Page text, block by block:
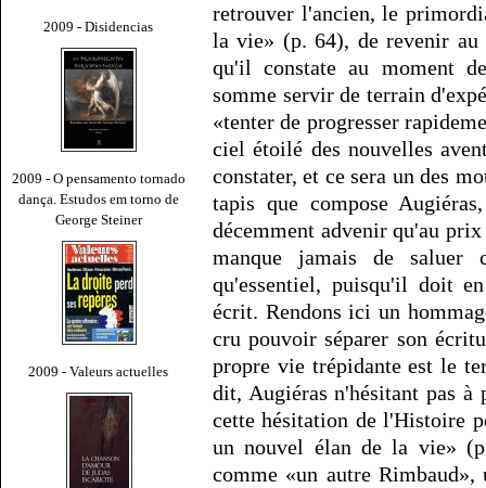
2009 - Disidencias
2009 - O pensamento tornado
dança. Estudos em torno de
George Steiner
2009 - Valeurs actuelles
retrouver l'ancien, le
la vie» (p. 64), de revenir au
qu'il constate au moment
somme servir de terrain
«tenter de progresser
ciel étoilé des nouvelles
constater, et ce sera un des
tapis que compose
décemment advenir qu'au
manque jamais de saluer
qu'essentiel, puisqu'il doit
écrit. Rendons ici un
cru pouvoir séparer son
propre vie trépidante est le
dit, Augiéras n'hésitant pas à
cette hésitation de l'Histoire
un nouvel élan de la vie»
comme «un autre